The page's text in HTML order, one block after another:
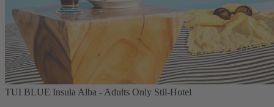
TUI BLUE Insula Alba - Adults Only Stil-Hotel